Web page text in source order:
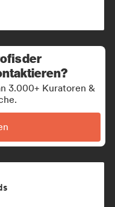
der
3.000+ Kuratoren &